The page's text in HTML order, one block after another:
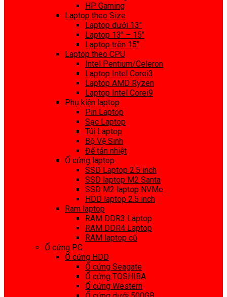
HP Gaming
Laptop theo Size
Laptop dưới 13″
Laptop 13″ – 15″
Laptop trên 15″
Laptop theo CPU
Intel Pentium/Celeron
Laptop Intel Corei3
Laptop AMD Ryzen
Laptop Intel Corei9
Phụ kiện laptop
Pin Laptop
Sạc Laptop
Túi Laptop
Bộ Vệ Sinh
Đế tản nhiệt
Ổ cứng laptop
SSD Laptop 2.5 inch
SSD laptop M2 Santa
SSD M2 laptop NVMe
HDD laptop 2.5 inch
Ram laptop
RAM DDR3 Laptop
RAM DDR4 Laptop
RAM laptop cũ
Ổ cứng PC
Ổ cứng HDD
Ổ cứng Seagate
Ổ cứng TOSHIBA
Ổ cứng Western